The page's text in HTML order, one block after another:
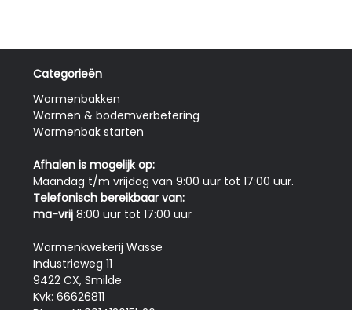
Categorieën
Wormenbakken
Wormen & bodemverbetering
Wormenbak starten
Afhalen is mogelijk op:
Maandag t/m vrijdag van 9:00 uur tot 17:00 uur.
Telefonisch bereikbaar van:
ma-vrij 8:00 uur tot 17:00 uur
Wormenkwekerij Wasse
Industrieweg 11
9422 CX, Smilde
Kvk: 66626811